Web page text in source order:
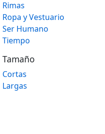
Rimas
Ropa y Vestuario
Ser Humano
Tiempo
Tamaño
Cortas
Largas